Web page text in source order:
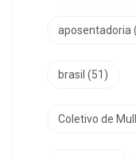
aposentadoria
brasil (51)
Coletivo de